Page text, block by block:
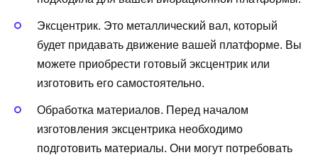
Эксцентрик. Это металлический вал, который
будет придавать движение вашей платформе. Вы
можете приобрести готовый эксцентрик или
изготовить его самостоятельно.
Обработка материалов. Перед началом
изготовления эксцентрика необходимо
подготовить материалы. Они могут потребовать